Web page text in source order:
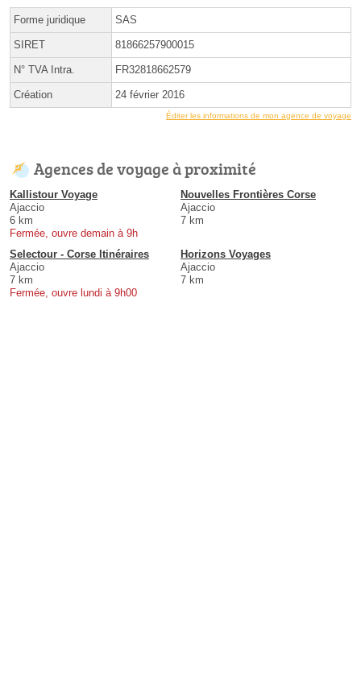
Forme juridique SAS
SIRET 81866257900015
N° TVA Intra. FR32818662579
Création 24 février 2016
Éditer les informations de mon agence de voyage
Agences de voyage à proximité
Kallistour Voyage
Ajaccio
6 km
Fermée, ouvre demain à 9h
Nouvelles Frontières Corse
Ajaccio
7 km
Selectour - Corse Itinéraires
Ajaccio
7 km
Fermée, ouvre lundi à 9h00
Horizons Voyages
Ajaccio
7 km